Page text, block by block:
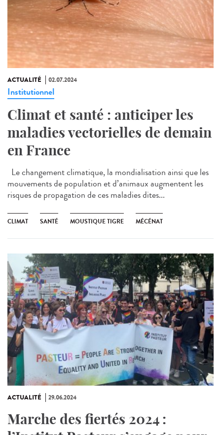
ACTUALITÉ 02.07.2024
Institutionnel
Climat et santé : anticiper les
maladies vectorielles de demain
en France
Le changement climatique, la mondialisation ainsi que les
mouvements de population et d’animaux augmentent les
risques de propagation de ces maladies dites...
CLIMAT SANTÉ MOUSTIQUE TIGRE MÉCÉNAT
ACTUALITÉ 29.06.2024
Marche des fiertés 2024 :